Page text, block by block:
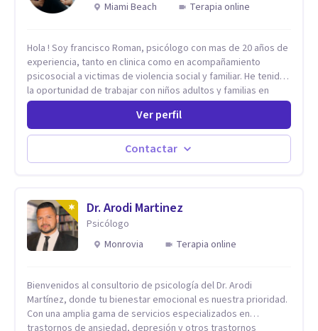
Miami Beach
Terapia online
Hola ! Soy francisco Roman, psicólogo con mas de 20 años de
experiencia, tanto en clinica como en acompañamiento
psicosocial a victimas de violencia social y familiar. He tenido
la oportunidad de trabajar con niños adultos y familias en
todos los espacios y esto me ha dado un una variedad de
aprendizajes que ahora pongo a tu disposicion. En la
actualidad puedo atenderte de manera presencial y/o virtual,
de lunes a sabado. el costo de cada sesión lo acordamos en
el primer contacto
Ver perfil
Contactar
Dr. Arodi Martinez
Psicólogo
Monrovia
Terapia online
Bienvenidos al consultorio de psicología del Dr. Arodi
Martínez, donde tu bienestar emocional es nuestra prioridad.
Con una amplia gama de servicios especializados en
trastornos de ansiedad, depresión y otros trastornos